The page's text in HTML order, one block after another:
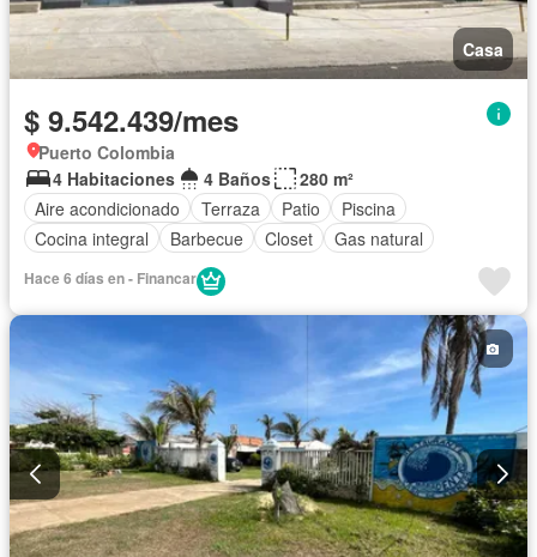
Casa
$ 9.542.439/mes
Puerto Colombia
4 Habitaciones
4 Baños
280 m²
Aire acondicionado
Terraza Patio
Piscina
Cocina integral
Barbecue Closet Gas natural
Hace 6 días en - Financar